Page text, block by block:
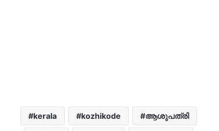
kerala kozhikode ആശുപത്രി